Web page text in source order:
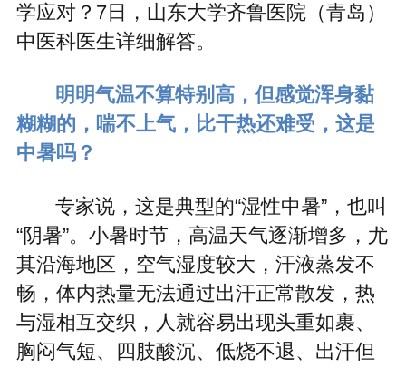
学应对？7日，山东大学齐鲁医院（青岛）
中医科医生详细解答。
明明气温不算特别高，但感觉浑身黏
糊糊的，喘不上气，比干热还难受，这是
中暑吗？
专家说，这是典型的“湿性中暑”，也叫
“阴暑”。小暑时节，高温天气逐渐增多，尤
其沿海地区，空气湿度较大，汗液蒸发不
畅，体内热量无法通过出汗正常散发，热
与湿相互交织，人就容易出现头重如裹、
胸闷气短、四肢酸沉、低烧不退、出汗但